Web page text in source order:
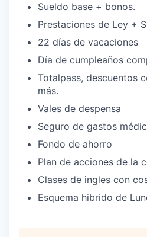
Sueldo base + bonos.
Prestaciones de Ley +
22 días de vacaciones
Día de cumpleaños
Totalpass, descuentos
más.
Vales de despensa
Seguro de gastos
Fondo de ahorro
Plan de acciones de la
Clases de ingles con
Esquema hibrido de